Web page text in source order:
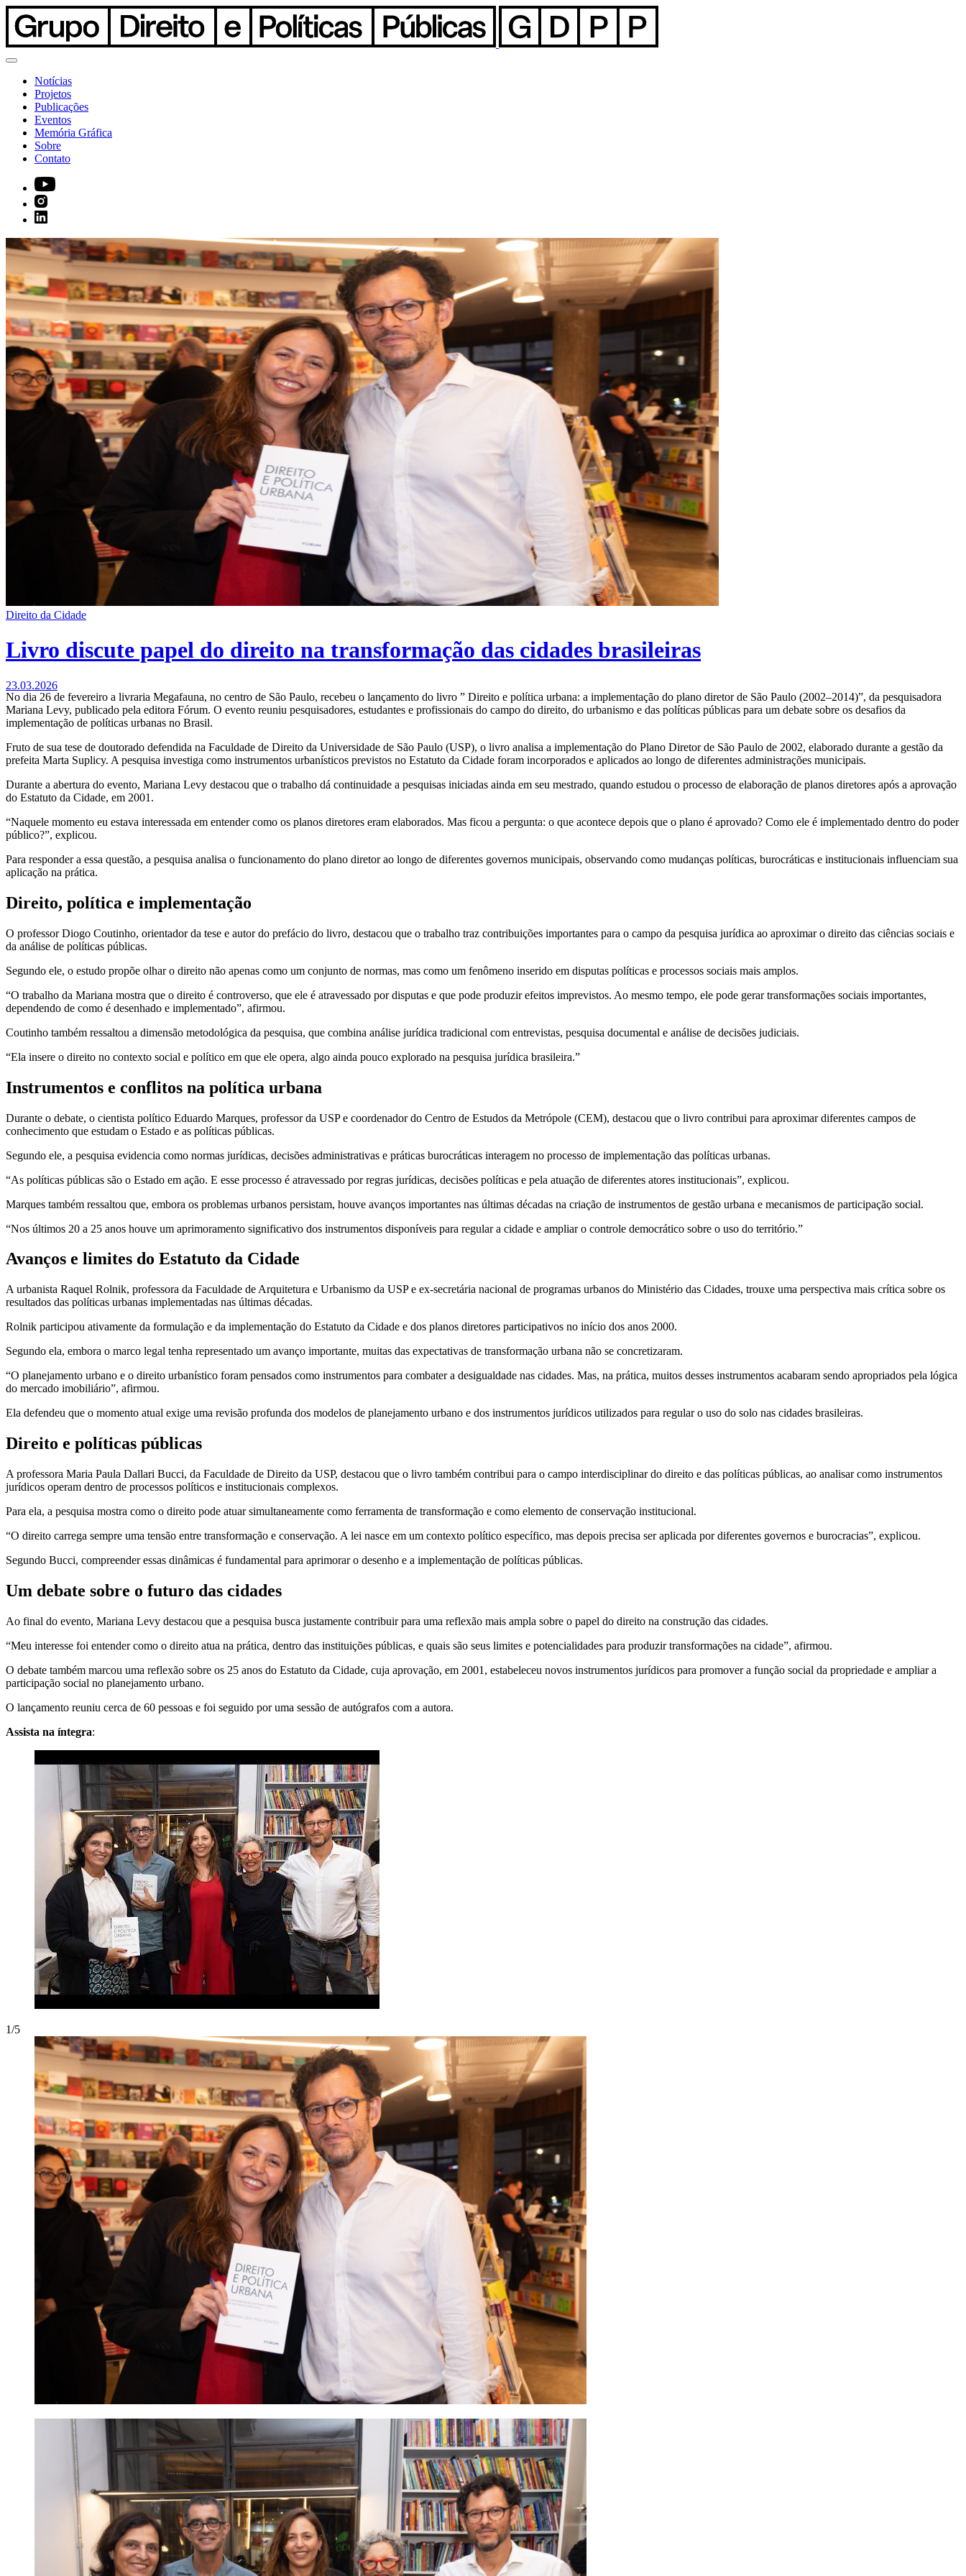
Notícias
Projetos
Publicações
Eventos
Memória Gráfica
Sobre
Contato
Direito da Cidade
Livro discute papel do direito na transformação das cidades brasileiras
23.03.2026
No dia 26 de fevereiro a livraria Megafauna, no centro de São Paulo, recebeu o lançamento do livro ” Direito e política urbana: a implementação do plano diretor de São Paulo (2002–2014)”, da pesquisadora
Mariana Levy, publicado pela editora Fórum. O evento reuniu pesquisadores, estudantes e profissionais do campo do direito, do urbanismo e das políticas públicas para um debate sobre os desafios da
implementação de políticas urbanas no Brasil.
Fruto de sua tese de doutorado defendida na Faculdade de Direito da Universidade de São Paulo (USP), o livro analisa a implementação do Plano Diretor de São Paulo de 2002, elaborado durante a gestão da
prefeita Marta Suplicy. A pesquisa investiga como instrumentos urbanísticos previstos no Estatuto da Cidade foram incorporados e aplicados ao longo de diferentes administrações municipais.
Durante a abertura do evento, Mariana Levy destacou que o trabalho dá continuidade a pesquisas iniciadas ainda em seu mestrado, quando estudou o processo de elaboração de planos diretores após a aprovação
do Estatuto da Cidade, em 2001.
“Naquele momento eu estava interessada em entender como os planos diretores eram elaborados. Mas ficou a pergunta: o que acontece depois que o plano é aprovado? Como ele é implementado dentro do poder
público?”, explicou.
Para responder a essa questão, a pesquisa analisa o funcionamento do plano diretor ao longo de diferentes governos municipais, observando como mudanças políticas, burocráticas e institucionais influenciam sua
aplicação na prática.
Direito, política e implementação
O professor Diogo Coutinho, orientador da tese e autor do prefácio do livro, destacou que o trabalho traz contribuições importantes para o campo da pesquisa jurídica ao aproximar o direito das ciências sociais e
da análise de políticas públicas.
Segundo ele, o estudo propõe olhar o direito não apenas como um conjunto de normas, mas como um fenômeno inserido em disputas políticas e processos sociais mais amplos.
“O trabalho da Mariana mostra que o direito é controverso, que ele é atravessado por disputas e que pode produzir efeitos imprevistos. Ao mesmo tempo, ele pode gerar transformações sociais importantes,
dependendo de como é desenhado e implementado”, afirmou.
Coutinho também ressaltou a dimensão metodológica da pesquisa, que combina análise jurídica tradicional com entrevistas, pesquisa documental e análise de decisões judiciais.
“Ela insere o direito no contexto social e político em que ele opera, algo ainda pouco explorado na pesquisa jurídica brasileira.”
Instrumentos e conflitos na política urbana
Durante o debate, o cientista político Eduardo Marques, professor da USP e coordenador do Centro de Estudos da Metrópole (CEM), destacou que o livro contribui para aproximar diferentes campos de
conhecimento que estudam o Estado e as políticas públicas.
Segundo ele, a pesquisa evidencia como normas jurídicas, decisões administrativas e práticas burocráticas interagem no processo de implementação das políticas urbanas.
“As políticas públicas são o Estado em ação. E esse processo é atravessado por regras jurídicas, decisões políticas e pela atuação de diferentes atores institucionais”, explicou.
Marques também ressaltou que, embora os problemas urbanos persistam, houve avanços importantes nas últimas décadas na criação de instrumentos de gestão urbana e mecanismos de participação social.
“Nos últimos 20 a 25 anos houve um aprimoramento significativo dos instrumentos disponíveis para regular a cidade e ampliar o controle democrático sobre o uso do território.”
Avanços e limites do Estatuto da Cidade
A urbanista Raquel Rolnik, professora da Faculdade de Arquitetura e Urbanismo da USP e ex-secretária nacional de programas urbanos do Ministério das Cidades, trouxe uma perspectiva mais crítica sobre os
resultados das políticas urbanas implementadas nas últimas décadas.
Rolnik participou ativamente da formulação e da implementação do Estatuto da Cidade e dos planos diretores participativos no início dos anos 2000.
Segundo ela, embora o marco legal tenha representado um avanço importante, muitas das expectativas de transformação urbana não se concretizaram.
“O planejamento urbano e o direito urbanístico foram pensados como instrumentos para combater a desigualdade nas cidades. Mas, na prática, muitos desses instrumentos acabaram sendo apropriados pela lógica
do mercado imobiliário”, afirmou.
Ela defendeu que o momento atual exige uma revisão profunda dos modelos de planejamento urbano e dos instrumentos jurídicos utilizados para regular o uso do solo nas cidades brasileiras.
Direito e políticas públicas
A professora Maria Paula Dallari Bucci, da Faculdade de Direito da USP, destacou que o livro também contribui para o campo interdisciplinar do direito e das políticas públicas, ao analisar como instrumentos
jurídicos operam dentro de processos políticos e institucionais complexos.
Para ela, a pesquisa mostra como o direito pode atuar simultaneamente como ferramenta de transformação e como elemento de conservação institucional.
“O direito carrega sempre uma tensão entre transformação e conservação. A lei nasce em um contexto político específico, mas depois precisa ser aplicada por diferentes governos e burocracias”, explicou.
Segundo Bucci, compreender essas dinâmicas é fundamental para aprimorar o desenho e a implementação de políticas públicas.
Um debate sobre o futuro das cidades
Ao final do evento, Mariana Levy destacou que a pesquisa busca justamente contribuir para uma reflexão mais ampla sobre o papel do direito na construção das cidades.
“Meu interesse foi entender como o direito atua na prática, dentro das instituições públicas, e quais são seus limites e potencialidades para produzir transformações na cidade”, afirmou.
O debate também marcou uma reflexão sobre os 25 anos do Estatuto da Cidade, cuja aprovação, em 2001, estabeleceu novos instrumentos jurídicos para promover a função social da propriedade e ampliar a
participação social no planejamento urbano.
O lançamento reuniu cerca de 60 pessoas e foi seguido por uma sessão de autógrafos com a autora.
Assista na íntegra:
1/5